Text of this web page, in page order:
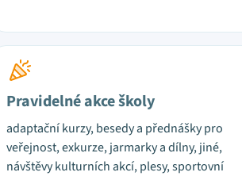
Pravidelné akce školy
adaptační kurzy, besedy a přednášky pro
veřejnost, exkurze, jarmarky a dílny, jiné,
návštěvy kulturních akcí, plesy, sportovní